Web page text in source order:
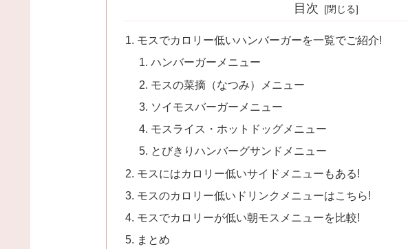
目次
モスでカロリー低いハンバーガーを一覧でご紹介!
ハンバーガーメニュー
モスの菜摘（なつみ）メニュー
ソイモスバーガーメニュー
モスライス・ホットドッグメニュー
とびきりハンバーグサンドメニュー
モスにはカロリー低いサイドメニューもある!
モスのカロリー低いドリンクメニューはこちら!
モスでカロリーが低い朝モスメニューを比較!
まとめ